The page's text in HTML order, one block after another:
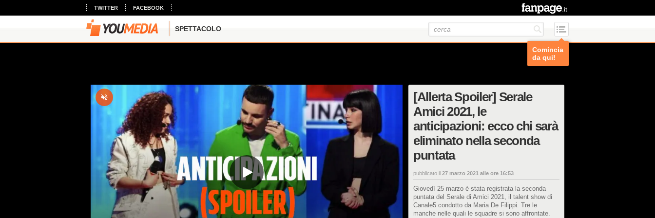
TWITTER FACEBOOK
SPETTACOLO
Comincia
da qui!
[Allerta Spoiler] Serale
Amici 2021, le
anticipazioni: ecco chi sarà
eliminato nella seconda
puntata
pubblicato il 27 marzo 2021 alle ore 16:53
Giovedì 25 marzo è stata registrata la seconda
puntata del Serale di Amici 2021, il talent show di
Canale5 condotto da Maria De Filippi. Tre le
manche nelle quali le squadre si sono affrontate.